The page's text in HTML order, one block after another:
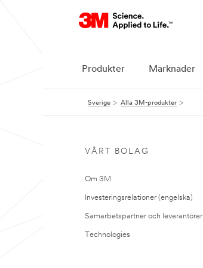
Produkter Marknader
Sverige Alla 3M-produkter
VÅRT BOLAG
Om 3M
Investeringsrelationer (engelska)
Samarbetspartner och leverantörer
Technologies